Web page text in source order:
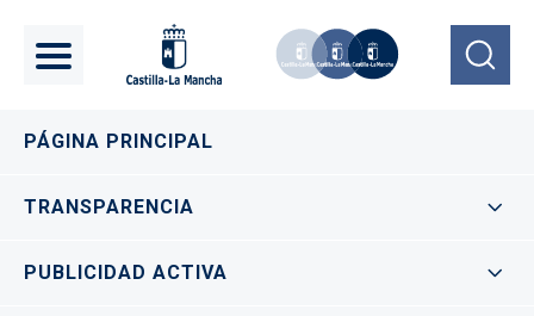
Navegación principal
PÁGINA PRINCIPAL
TRANSPARENCIA
PUBLICIDAD ACTIVA